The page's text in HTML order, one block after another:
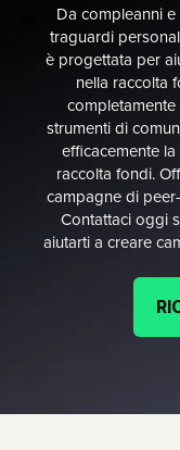
Da compleanni
traguardi
è progettata per
nella raccolta
strumenti di
efficacemente
raccolta fondi.
campagne di
Contattaci oggi
aiutarti a creare